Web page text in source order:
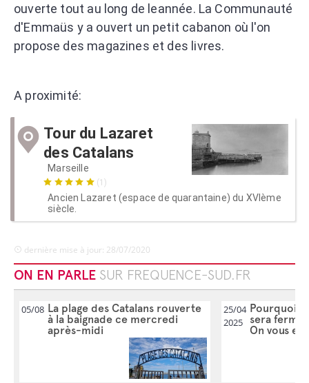
ouverte tout au long de leannée. La Communauté
d'Emmaüs y a ouvert un petit cabanon où l'on
propose des magazines et des livres.
A proximité:
Tour du Lazaret
des Catalans
Marseille
(1)
Ancien Lazaret (espace de quarantaine) du XVIème
siècle.
dernière mise à jour: 28/07/2020
ON EN PARLE SUR FREQUENCE-SUD.FR
05/08 La plage des Catalans rouverte
à la baignade ce mercredi
après-midi
25/04
2025
Pourquoi
sera
On vous